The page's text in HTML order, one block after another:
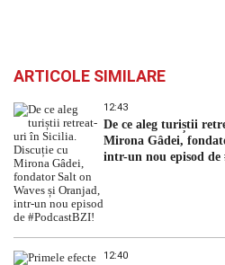
ARTICOLE SIMILARE
12:43
De ce aleg turiștii
Mirona Gâdei,
intr-un nou episod de
12:40